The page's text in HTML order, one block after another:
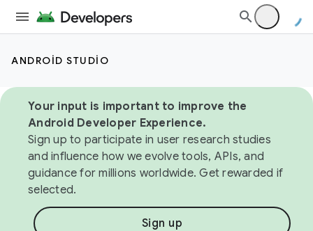
ANDROID STUDIO
Your input is important to improve the
Android Developer Experience.
Sign up to participate in user research studies
and influence how we evolve tools, APIs, and
guidance for millions worldwide. Get rewarded if
selected.
Sign up